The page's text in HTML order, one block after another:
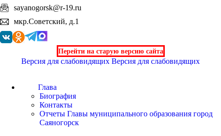
sayanogorsk@r-19.ru
мкр.Советский, д.1
Перейти на старую версию сайта
Версия для слабовидящих Версия для слабовидящих
Глава
Биография
Контакты
Отчеты Главы муниципального образования город
Саяногорск